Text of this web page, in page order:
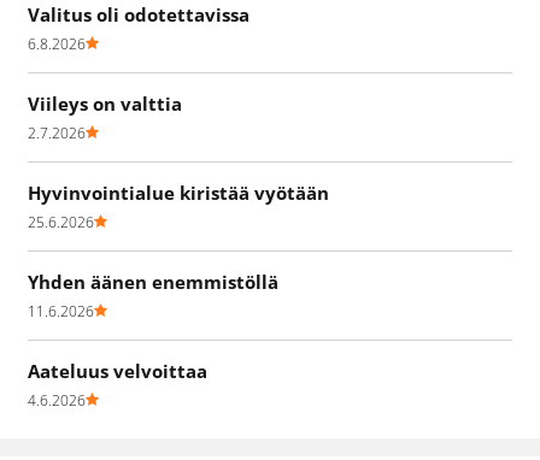
Valitus oli odotettavissa
6.8.2026
Viileys on valttia
2.7.2026
Hyvinvointialue kiristää vyötään
25.6.2026
Yhden äänen enemmistöllä
11.6.2026
Aateluus velvoittaa
4.6.2026